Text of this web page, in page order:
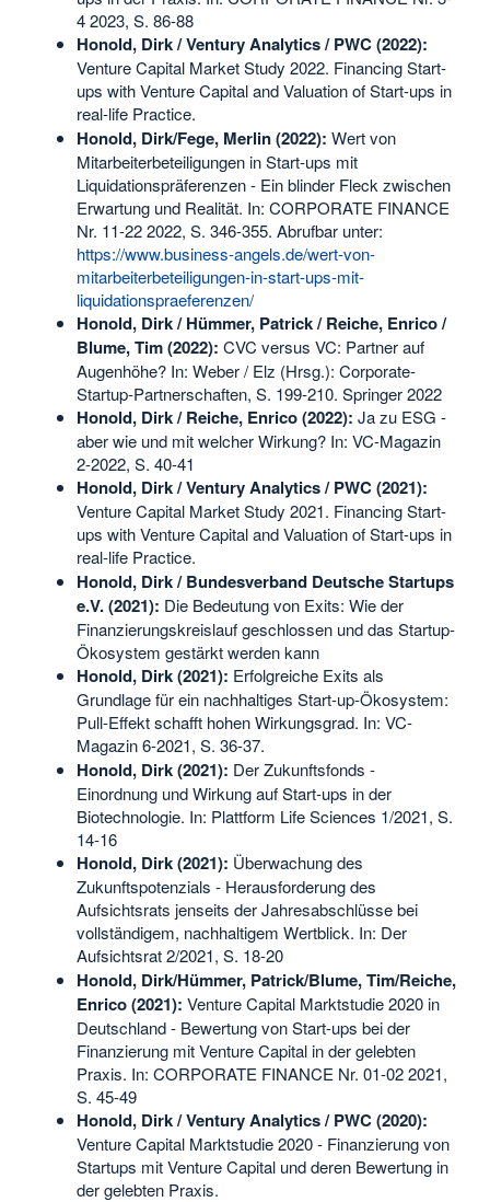
4 2023, S. 86-88
Honold, Dirk / Ventury Analytics / PWC (2022):
Venture Capital Market Study 2022. Financing Start-
ups with Venture Capital and Valuation of Start-ups in
real-life Practice.
Honold, Dirk/Fege, Merlin (2022): Wert von
Mitarbeiterbeteiligungen in Start-ups mit
Liquidationspräferenzen - Ein blinder Fleck zwischen
Erwartung und Realität. In: CORPORATE FINANCE
Nr. 11-22 2022, S. 346-355. Abrufbar unter:
https://www.business-angels.de/wert-von-
mitarbeiterbeteiligungen-in-start-ups-mit-
liquidationspraeferenzen/
Honold, Dirk / Hümmer, Patrick / Reiche, Enrico /
Blume, Tim (2022): CVC versus VC: Partner auf
Augenhöhe? In: Weber / Elz (Hrsg.): Corporate-
Startup-Partnerschaften, S. 199-210. Springer 2022
Honold, Dirk / Reiche, Enrico (2022): Ja zu ESG -
aber wie und mit welcher Wirkung? In: VC-Magazin
2-2022, S. 40-41
Honold, Dirk / Ventury Analytics / PWC (2021):
Venture Capital Market Study 2021. Financing Start-
ups with Venture Capital and Valuation of Start-ups in
real-life Practice.
Honold, Dirk / Bundesverband Deutsche Startups
e.V. (2021): Die Bedeutung von Exits: Wie der
Finanzierungskreislauf geschlossen und das Startup-
Ökosystem gestärkt werden kann
Honold, Dirk (2021): Erfolgreiche Exits als
Grundlage für ein nachhaltiges Start-up-Ökosystem:
Pull-Effekt schafft hohen Wirkungsgrad. In: VC-
Magazin 6-2021, S. 36-37.
Honold, Dirk (2021): Der Zukunftsfonds -
Einordnung und Wirkung auf Start-ups in der
Biotechnologie. In: Plattform Life Sciences 1/2021, S.
14-16
Honold, Dirk (2021): Überwachung des
Zukunftspotenzials - Herausforderung des
Aufsichtsrats jenseits der Jahresabschlüsse bei
vollständigem, nachhaltigem Wertblick. In: Der
Aufsichtsrat 2/2021, S. 18-20
Honold, Dirk/Hümmer, Patrick/Blume, Tim/Reiche,
Enrico (2021): Venture Capital Marktstudie 2020 in
Deutschland - Bewertung von Start-ups bei der
Finanzierung mit Venture Capital in der gelebten
Praxis. In: CORPORATE FINANCE Nr. 01-02 2021,
S. 45-49
Honold, Dirk / Ventury Analytics / PWC (2020):
Venture Capital Marktstudie 2020 - Finanzierung von
Startups mit Venture Capital und deren Bewertung in
der gelebten Praxis.